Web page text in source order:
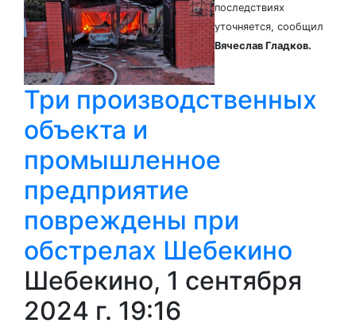
последствиях
уточняется, сообщил
Вячеслав Гладков.
Три производственных
объекта и
промышленное
предприятие
повреждены при
обстрелах Шебекино
Шебекино, 1 сентября
2024 г. 19:16